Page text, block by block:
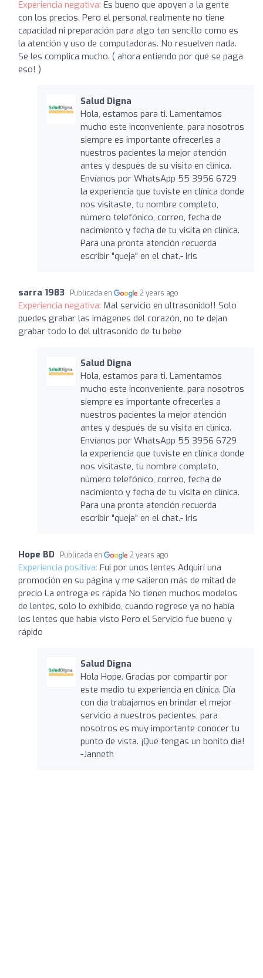
Experiencia negativa: Es bueno que apoyen a la gente
con los precios. Pero el personal realmente no tiene
capacidad ni preparación para algo tan sencillo como es
la atención y uso de computadoras. No resuelven nada.
Se les complica mucho. ( ahora entiendo por qué se paga
eso! )
Salud Digna
Hola, estamos para ti. Lamentamos
mucho este inconveniente, para nosotros
siempre es importante ofrecerles a
nuestros pacientes la mejor atención
antes y después de su visita en clínica.
Envíanos por WhatsApp 55 3956 6729
la experiencia que tuviste en clínica donde
nos visitaste, tu nombre completo,
número telefónico, correo, fecha de
nacimiento y fecha de tu visita en clínica.
Para una pronta atención recuerda
escribir "queja" en el chat.- Iris
sarra 1983 Publicada en 2 years ago
Experiencia negativa: Mal servicio en ultrasonido!! Solo
puedes grabar las imágenes del corazón, no te dejan
grabar todo lo del ultrasonido de tu bebe
Salud Digna
Hola, estamos para ti. Lamentamos
mucho este inconveniente, para nosotros
siempre es importante ofrecerles a
nuestros pacientes la mejor atención
antes y después de su visita en clínica.
Envíanos por WhatsApp 55 3956 6729
la experiencia que tuviste en clínica donde
nos visitaste, tu nombre completo,
número telefónico, correo, fecha de
nacimiento y fecha de tu visita en clínica.
Para una pronta atención recuerda
escribir "queja" en el chat.- Iris
Hope BD Publicada en 2 years ago
Experiencia positiva: Fui por unos lentes Adquirí una
promoción en su página y me salieron más de mitad de
precio La entrega es rápida No tienen muchos modelos
de lentes, solo lo exhibido, cuando regrese ya no había
los lentes que había visto Pero el Servicio fue bueno y
rápido
Salud Digna
Hola Hope. Gracias por compartir por
este medio tu experiencia en clínica. Día
con día trabajamos en brindar el mejor
servicio a nuestros pacientes, para
nosotros es muy importante conocer tu
punto de vista. ¡Que tengas un bonito día!
-Janneth